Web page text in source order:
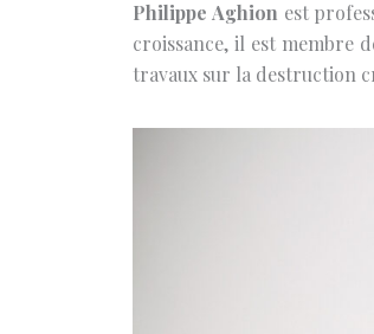
Philippe Aghion est
croissance, il est membre
travaux sur la destruction